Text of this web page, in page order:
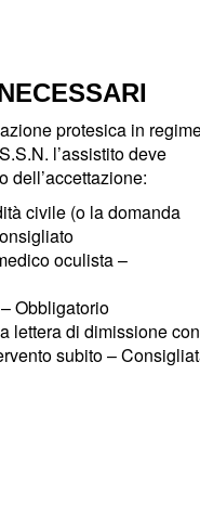
protesica in
l’assistito deve
dell’accettazione:
civile (o la domanda
oculista –
Obbligatorio
lettera di dimissione con
subito –